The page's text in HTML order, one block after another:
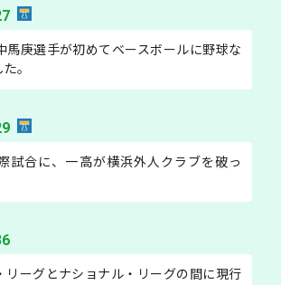
馬庚選手が初めてベースボールに野球な
。
試合に、一高が横浜外人クラブを破っ
リーグとナショナル・リーグの間に現行